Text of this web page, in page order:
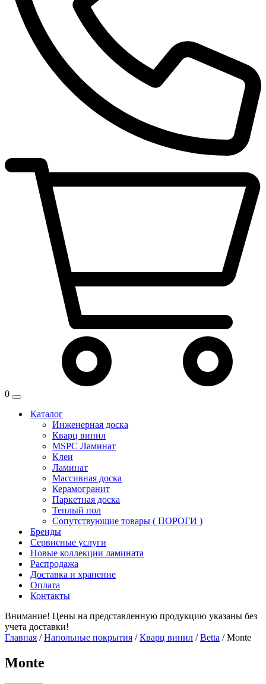
0
Каталог
Инженерная доска
Кварц винил
MSPC Ламинат
Клеи
Ламинат
Массивная доска
Керамогранит
Паркетная доска
Теплый пол
Сопутствующие товары ( ПОРОГИ )
Бренды
Сервисные услуги
Новые коллекции ламината
Распродажа
Доставка и хранение
Оплата
Контакты
Внимание! Цены на представленную продукцию указаны без
учета доставки!
Главная /Напольные покрытия /Кварц винил /Betta / Monte
Monte